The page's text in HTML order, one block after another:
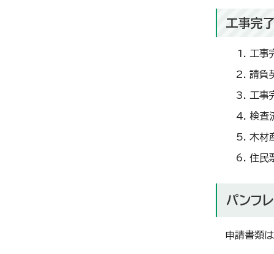
工事完
工事
請負
工事
検査
木材
住民
パンフ
申請書類